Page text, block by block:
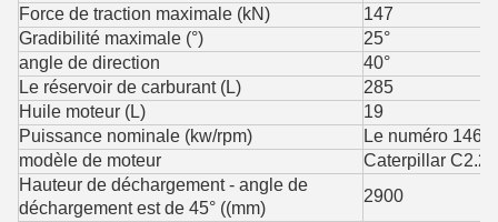
Force de traction maximale (kN)
147
Gradibilité maximale (°)
25°
angle de direction
40°
Le réservoir de carburant (L)
285
Huile moteur (L)
19
Puissance nominale (kw/rpm)
Le numéro 146/
modèle de moteur
Caterpillar C2.2
Hauteur de déchargement - angle de
déchargement est de 45° ((mm)
2900